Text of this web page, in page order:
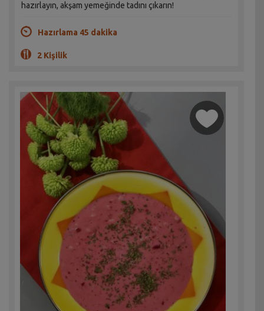
hazırlayın, akşam yemeğinde tadını çıkarın!
Hazırlama 45 dakika
2 Kişilik